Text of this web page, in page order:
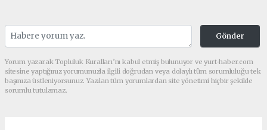
Gönder
Yorum yazarak Topluluk Kuralları’nı kabul etmiş bulunuyor ve yurt-haber.com
sitesine yaptığınız yorumunuzla ilgili doğrudan veya dolaylı tüm sorumluluğu tek
başınıza üstleniyorsunuz. Yazılan tüm yorumlardan site yönetimi hiçbir şekilde
sorumlu tutulamaz.